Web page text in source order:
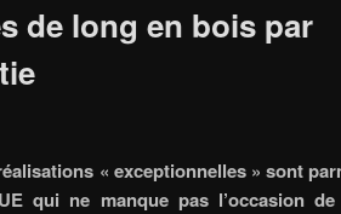
de long en bois par
« exceptionnelles » sont
qui ne manque pas l’occasion